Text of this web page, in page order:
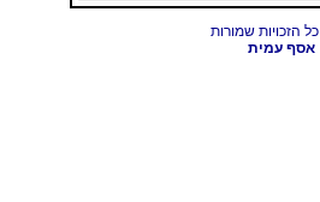
אסף עמית